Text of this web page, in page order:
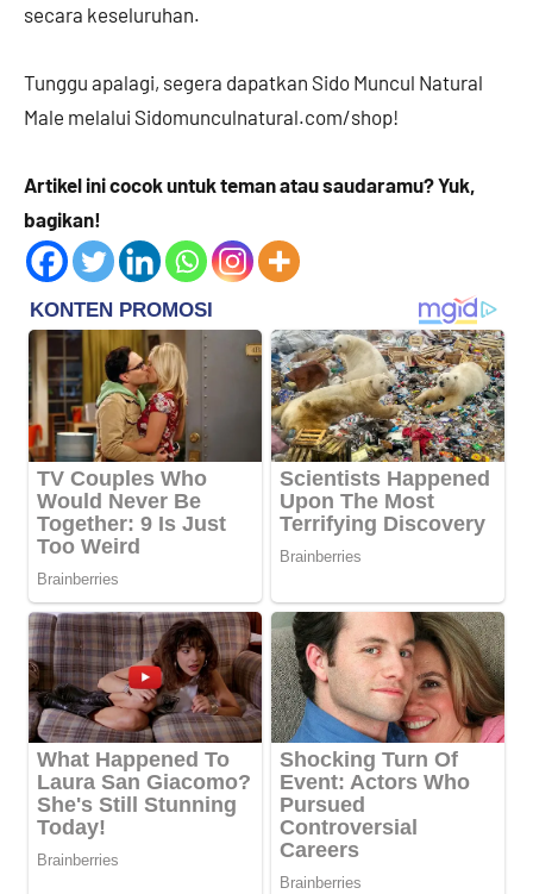
secara keseluruhan.
Tunggu apalagi, segera dapatkan Sido Muncul Natural
Male melalui Sidomunculnatural.com/shop!
Artikel ini cocok untuk teman atau saudaramu? Yuk,
bagikan!